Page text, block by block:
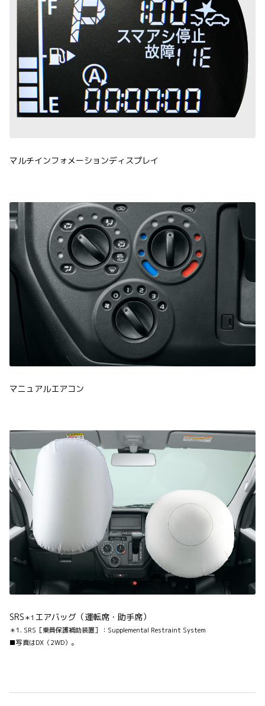
マルチインフォメーションディスプレイ
マニュアルエアコン
SRS＊1 エアバッグ（運転席・助手席）
＊1. SRS［乗員保護補助装置］：Supplemental Restraint System
■写真はDX（2WD）。